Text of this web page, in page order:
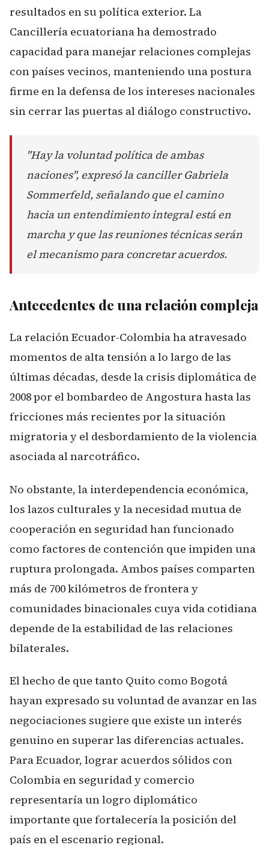
resultados en su política exterior. La
Cancillería ecuatoriana ha demostrado
capacidad para manejar relaciones complejas
con países vecinos, manteniendo una postura
firme en la defensa de los intereses nacionales
sin cerrar las puertas al diálogo constructivo.
"Hay la voluntad política de ambas
naciones", expresó la canciller Gabriela
Sommerfeld, señalando que el camino
hacia un entendimiento integral está en
marcha y que las reuniones técnicas serán
el mecanismo para concretar acuerdos.
Antecedentes de una relación compleja
La relación Ecuador-Colombia ha atravesado
momentos de alta tensión a lo largo de las
últimas décadas, desde la crisis diplomática de
2008 por el bombardeo de Angostura hasta las
fricciones más recientes por la situación
migratoria y el desbordamiento de la violencia
asociada al narcotráfico.
No obstante, la interdependencia económica,
los lazos culturales y la necesidad mutua de
cooperación en seguridad han funcionado
como factores de contención que impiden una
ruptura prolongada. Ambos países comparten
más de 700 kilómetros de frontera y
comunidades binacionales cuya vida cotidiana
depende de la estabilidad de las relaciones
bilaterales.
El hecho de que tanto Quito como Bogotá
hayan expresado su voluntad de avanzar en las
negociaciones sugiere que existe un interés
genuino en superar las diferencias actuales.
Para Ecuador, lograr acuerdos sólidos con
Colombia en seguridad y comercio
representaría un logro diplomático
importante que fortalecería la posición del
país en el escenario regional.